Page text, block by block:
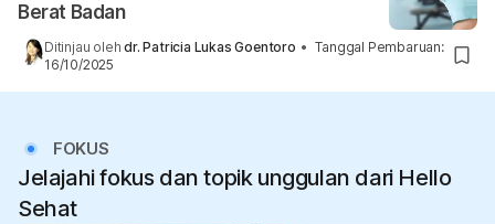
Berat Badan
Ditinjau olehdr. Patricia Lukas Goentoro • Tanggal Pembaruan:
16/10/2025
FOKUS
Jelajahi fokus dan topik unggulan dari Hello
Sehat